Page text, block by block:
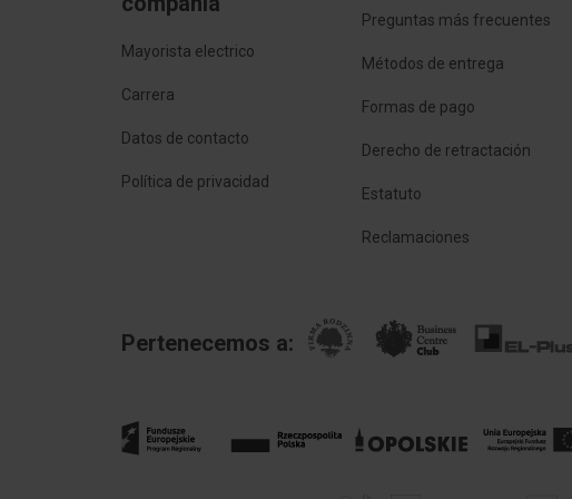
Mayorista electrico
Carrera
Datos de contacto
Política de privacidad
Preguntas más frecuentes
Métodos de entrega
Formas de pago
Derecho de retractación
Estatuto
Reclamaciones
Pertenecemos a: